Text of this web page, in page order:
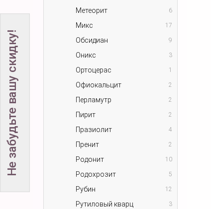
Метеорит 6
Микс 17
Обсидиан 9
Оникс 3
Ортоцерас 1
Офиокальцит 2
Перламутр 2
Пирит 2
Празиолит 4
Пренит 2
Родонит 10
Родохрозит 5
Рубин 12
Рутиловый кварц 3
Не забудьте вашу скидку!